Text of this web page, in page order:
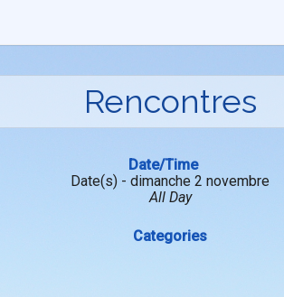
Rencontres
Date/Time
Date(s) - dimanche 2 novembre
All Day
Categories